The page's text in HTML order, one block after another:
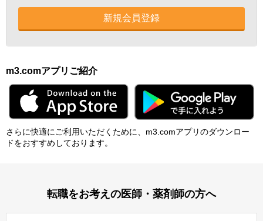
新規会員登録
m3.comアプリご紹介
さらに快適にご利⽤いただくために、m3.comアプリのダウンロー
ドをおすすめしております。
転職をお考えの医師・薬剤師の方へ